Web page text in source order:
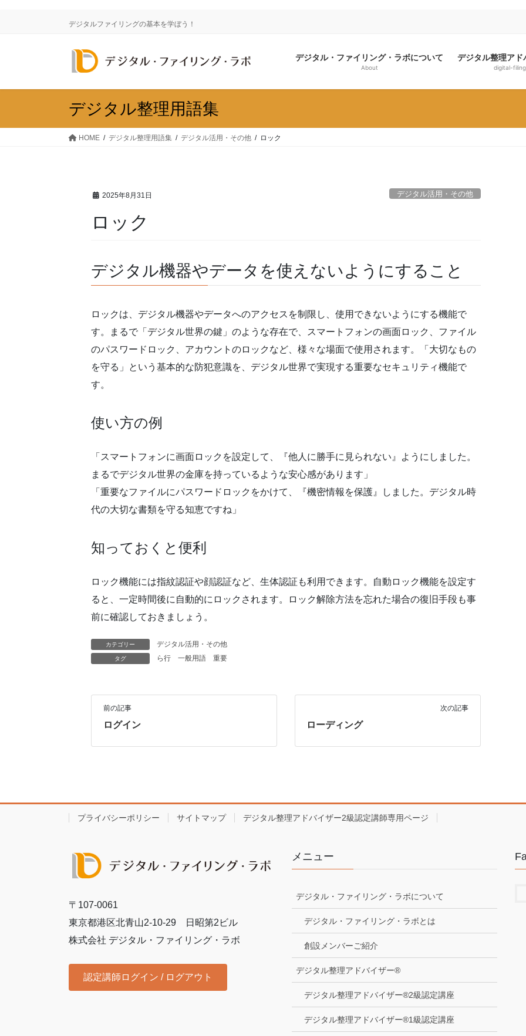
移
ン
デジタルファイリングの基本を学ぼう！
デジタル・ファイリング・ラボについて
About
デジタル整理ア
digital-filing
デジタル整理用語集
HOME デジタル整理用語集 デジタル活用・その他 ロック
2025年8月31日 デジタル活用・その他
ロック
デジタル機器やデータを使えないようにすること
ロックは、デジタル機器やデータへのアクセスを制限し、使用できないようにする機能で
す。まるで「デジタル世界の鍵」のような存在で、スマートフォンの画面ロック、ファイル
のパスワードロック、アカウントのロックなど、様々な場面で使用されます。「大切なもの
を守る」という基本的な防犯意識を、デジタル世界で実現する重要なセキュリティ機能で
す。
使い方の例
「スマートフォンに画面ロックを設定して、『他人に勝手に見られない』ようにしました。
まるでデジタル世界の金庫を持っているような安心感があります」
「重要なファイルにパスワードロックをかけて、『機密情報を保護』しました。デジタル時
代の大切な書類を守る知恵ですね」
知っておくと便利
ロック機能には指紋認証や顔認証など、生体認証も利用できます。自動ロック機能を設定す
ると、一定時間後に自動的にロックされます。ロック解除方法を忘れた場合の復旧手段も事
前に確認しておきましょう。
カテゴリー デジタル活用・その他
タグ ら行 一般用語 重要
前の記事
ログイン
次の記事
ローディング
プライバシーポリシー サイトマップ デジタル整理アドバイザー2級認定講師専用ページ
〒107-0061
東京都港区北青山2-10-29 日昭第2ビル
株式会社 デジタル・ファイリング・ラボ
認定講師ログイン / ログアウト
メニュー
デジタル・ファイリング・ラボについて
デジタル・ファイリング・ラボとは
創設メンバーご紹介
デジタル整理アドバイザー®
デジタル整理アドバイザー®2級認定講座
デジタル整理アドバイザー®1級認定講座